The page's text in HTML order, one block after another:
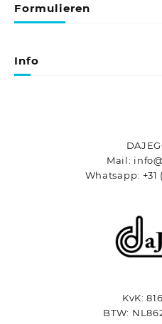
Formulieren
Info
Mail:
Whatsapp: +31
KvK:
BTW: